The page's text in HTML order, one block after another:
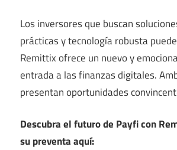
Los inversores que buscan
prácticas y tecnología robusta
Remittix ofrece un nuevo y
entrada a las finanzas digitales.
presentan oportunidades
Descubra el futuro de Payfi con
su preventa aquí: